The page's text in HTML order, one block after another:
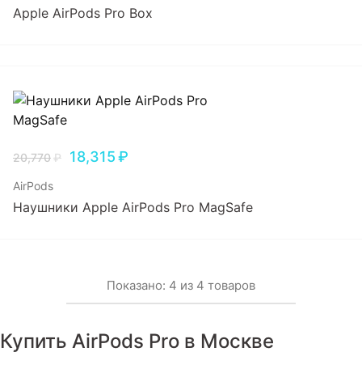
Apple AirPods Pro Box
20,770₽ 18,315₽
AirPods
Наушники Apple AirPods Pro MagSafe
Показано: 4 из 4 товаров
Купить AirPods Pro в Москве